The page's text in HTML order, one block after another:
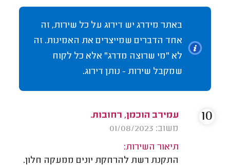
באתר מידרג יש דירוג על כל שירות, זה
אחד הדברים שמייצרים את האמינות. זה
לא "מי שרוצה מדרג" אלא כל לקוח
שמקבל שירות - נותן דירוג.
עמירב הוכמן, רחובות.
משוב: 01/08/2023
תיאור השירות:
התקנת רשת להרחקת יונים ממעקה חלון.
10